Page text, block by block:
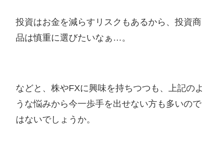
投資はお金を減らすリスクもあるから、投資商
品は慎重に選びたいなぁ…。
などと、株やFXに興味を持ちつつも、上記のよ
うな悩みから今一歩手を出せない方も多いので
はないでしょうか。